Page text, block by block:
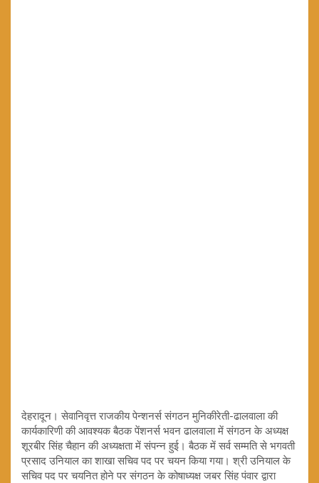
देहरादून। सेवानिवृत्त राजकीय पेन्शनर्स संगठन मुनिकीरेती-ढालवाला की
कार्यकारिणी की आवश्यक बैठक पेंशनर्स भवन ढालवाला में संगठन के अध्यक्ष
शूरबीर सिंह चैहान की अध्यक्षता में संपन्न हुई। बैठक में सर्व सम्मति से भगवती
प्रसाद उनियाल का शाखा सचिव पद पर चयन किया गया। श्री उनियाल के
सचिव पद पर चयनित होने पर संगठन के कोषाध्यक्ष जबर सिंह पंवार द्वारा